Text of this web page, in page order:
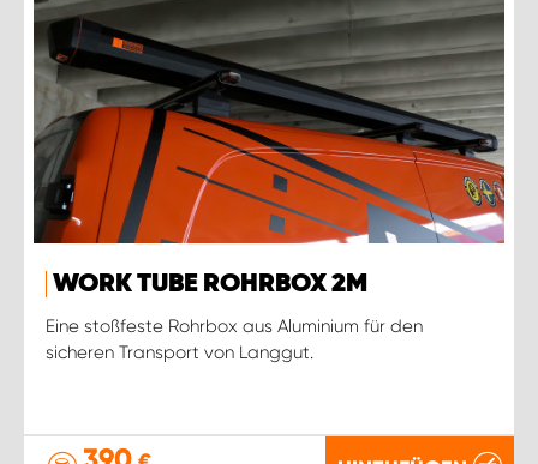
WORK TUBE ROHRBOX 2M
Eine stoßfeste Rohrbox aus Aluminium für den
sicheren Transport von Langgut.